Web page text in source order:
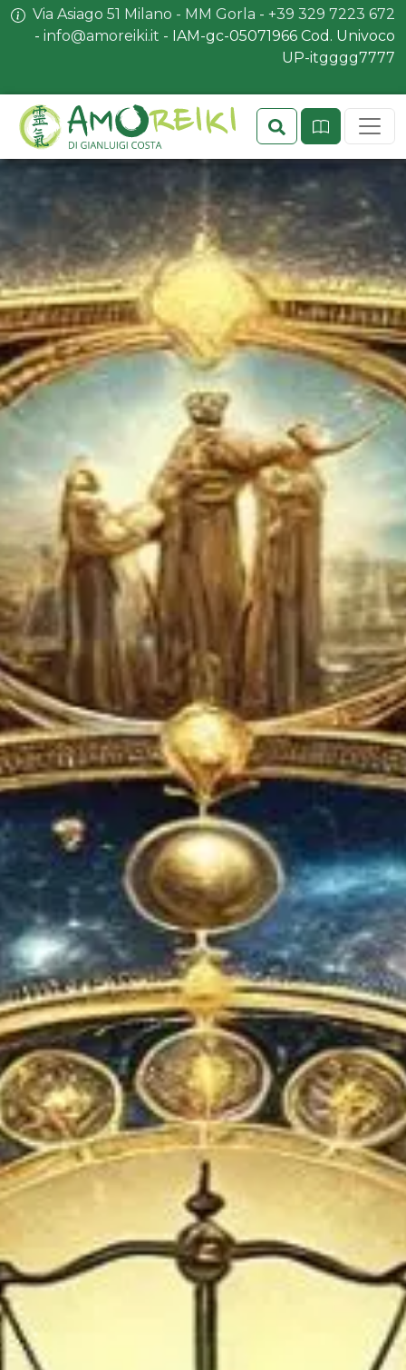
Via Asiago 51 Milano - MM Gorla - +39 329 7223 672
- info@amoreiki.it - ​​IAM-gc-05071966 Cod. Univoco
UP-itgggg7777
Search